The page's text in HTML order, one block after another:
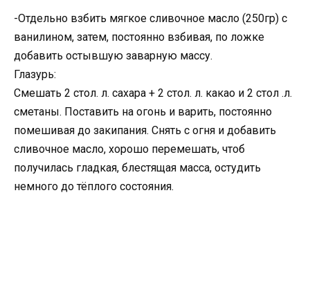
-Отдельно взбить мягкое сливочное масло (250гр) с
ванилином, затем, постоянно взбивая, по ложке
добавить остывшую заварную массу.
Глазурь:
Смешать 2 стол. л. сахара + 2 стол. л. какао и 2 стол .л.
сметаны. Поставить на огонь и варить, постоянно
помешивая до закипания. Снять с огня и добавить
сливочное масло, хорошо перемешать, чтоб
получилась гладкая, блестящая масса, остудить
немного до тёплого состояния.